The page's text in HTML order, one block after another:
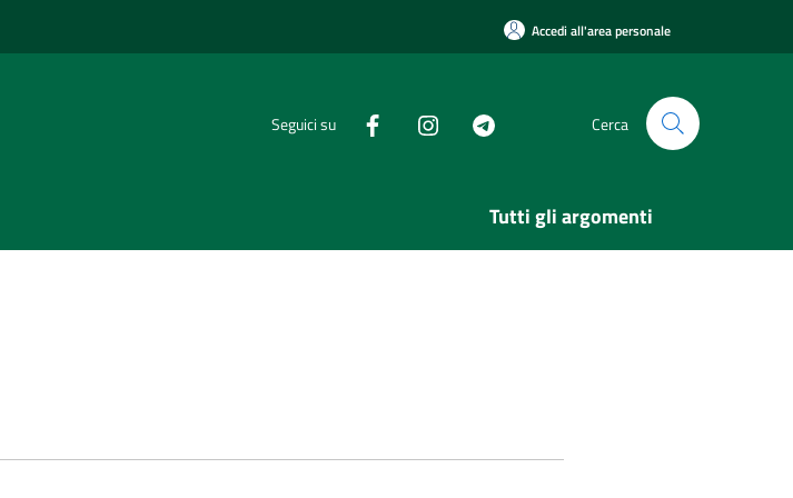
Accedi all'area personale
Seguici su Cerca
Tutti gli argomenti